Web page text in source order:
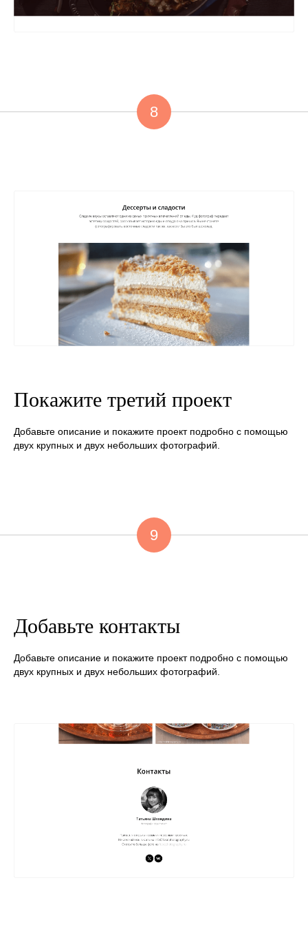
8
Покажите третий проект
Добавьте описание и покажите проект подробно с помощью
двух крупных и двух небольших фотографий.
9
Добавьте контакты
Добавьте описание и покажите проект подробно с помощью
двух крупных и двух небольших фотографий.